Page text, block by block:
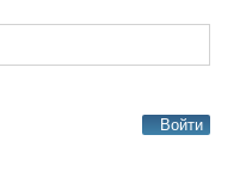
Войти